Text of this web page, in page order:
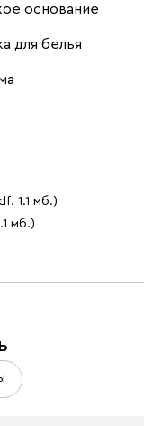
основание
для белья
1.1 мб.)
мб.)